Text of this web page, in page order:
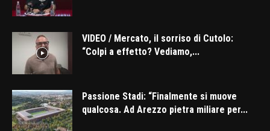
VIDEO / Mercato, il sorriso di Cutolo:
“Colpi a effetto? Vediamo,...
Passione Stadi: “Finalmente si muove
qualcosa. Ad Arezzo pietra miliare per...